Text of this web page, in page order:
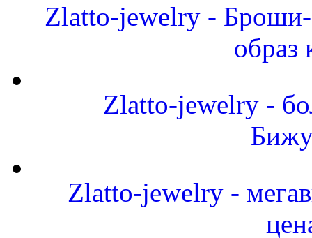
Zlatto-jewelry -
образ
Zlatto-jewelry -
Zlatto-jewelry -